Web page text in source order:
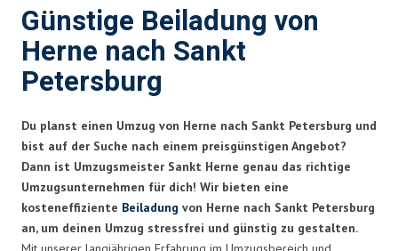
Günstige Beiladung von
Herne nach Sankt
Petersburg
Du planst einen Umzug von Herne nach Sankt Petersburg und
bist auf der Suche nach einem preisgünstigen Angebot?
Dann ist Umzugsmeister Sankt Herne genau das richtige
Umzugsunternehmen für dich! Wir bieten eine
kosteneffiziente Beiladung von Herne nach Sankt Petersburg
an, um deinen Umzug stressfrei und günstig zu gestalten.